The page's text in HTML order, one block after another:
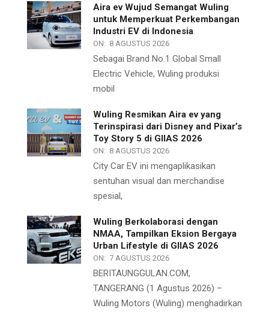
Aira ev Wujud Semangat Wuling
untuk Memperkuat Perkembangan
Industri EV di Indonesia
ON: 8 AGUSTUS 2026
Sebagai Brand No.1 Global Small
Electric Vehicle, Wuling produksi
mobil
Wuling Resmikan Aira ev yang
Terinspirasi dari Disney and Pixar’s
Toy Story 5 di GIIAS 2026
ON: 8 AGUSTUS 2026
City Car EV ini mengaplikasikan
sentuhan visual dan merchandise
spesial,
Wuling Berkolaborasi dengan
NMAA, Tampilkan Eksion Bergaya
Urban Lifestyle di GIIAS 2026
ON: 7 AGUSTUS 2026
BERITAUNGGULAN.COM,
TANGERANG (1 Agustus 2026) –
Wuling Motors (Wuling) menghadirkan